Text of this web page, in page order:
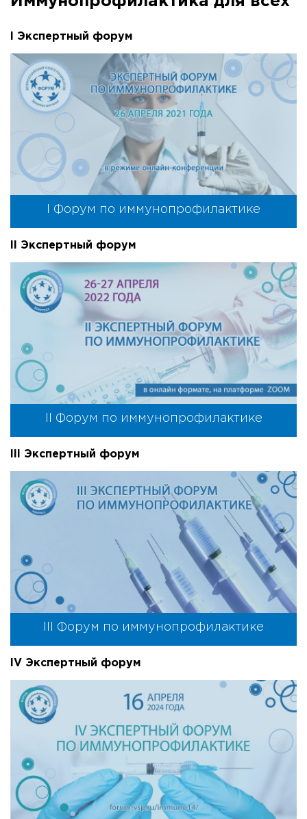
I Экспертный форум
I Форум по иммунопрофилактике
II Экспертный форум
II Форум по иммунопрофилактике
III Экспертный форум
III Форум по иммунопрофилактике
IV Экспертный форум